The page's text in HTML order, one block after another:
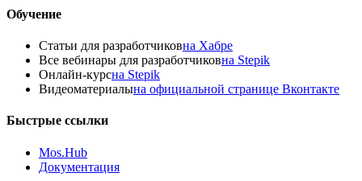
Обучение
Статьи для разработчиковна Хабре
Все вебинары для разработчиковна Stepik
Онлайн-курсна Stepik
Видеоматериалына официальной странице Вконтакте
Быстрые ссылки
Mos.Hub
Документация